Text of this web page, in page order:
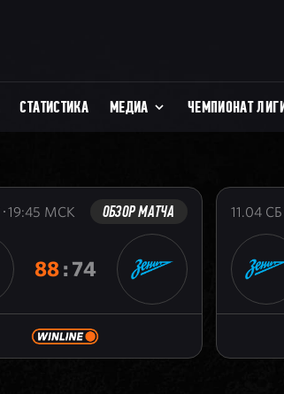
СТАТИСТИКА МЕДИА ЧЕМПИОНАТ
19:45 МСК ОБЗОР МАТЧА
88:74
11.04 СБ